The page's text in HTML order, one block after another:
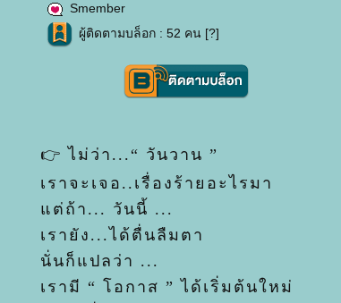
Smember
ผู้ติดตามบล็อก : 52 คน [?]
👉 ไม่ว่า...“ วันวาน ”
เราจะเจอ..เรื่องร้ายอะไรมา
ต่ถ้า... วันนี้ ...
เรายัง...ได้ตื่นลืมตา
นั่นก็แปลว่า ...
เรามี “ โอกาส ” ได้เริ่มต้นใหม่